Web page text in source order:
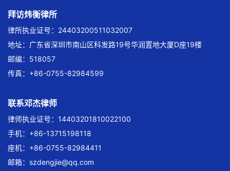
拜访炜衡律所
律所执业证号：24403200511032007
地址：广东省深圳市南山区科发路19号华润置地大厦D座19楼
邮编：518057
传真：+86-0755-82984599
联系邓杰律师
律师执业证号：14403201810022100
手机：+86-13715198118
座机：+86-0755-82984411
邮箱： szdengjie@qq.com